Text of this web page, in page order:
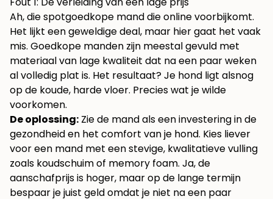
Ah, die spotgoedkope mand die online voorbijkomt.
Het lijkt een geweldige deal, maar hier gaat het vaak
mis. Goedkope manden zijn meestal gevuld met
materiaal van lage kwaliteit dat na een paar weken
al volledig plat is. Het resultaat? Je hond ligt alsnog
op de koude, harde vloer. Precies wat je wilde
voorkomen.
De oplossing: Zie de mand als een investering in de
gezondheid en het comfort van je hond. Kies liever
voor een mand met een stevige, kwalitatieve vulling
zoals koudschuim of memory foam. Ja, de
aanschafprijs is hoger, maar op de lange termijn
bespaar je juist geld omdat je niet na een paar